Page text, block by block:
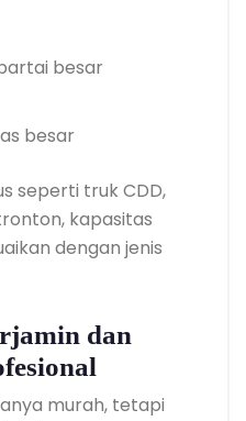
besar
besar
seperti truk CDD,
kapasitas
dengan jenis
dan
murah, tetapi